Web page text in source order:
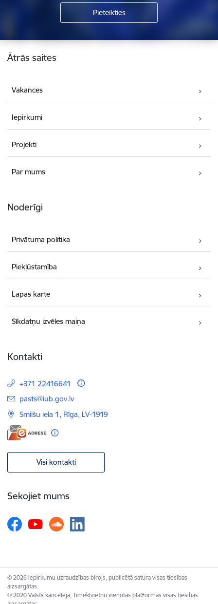
Kājene
Ātrās saites
Vakances
Iepirkumi
Projekti
Par mums
Noderīgi
Privātuma politika
Piekļūstamība
Lapas karte
Sīkdatņu izvēles maiņa
Kontakti
+371 22416641
E-pasts:
pasts@iub.gov.lv
Smilšu iela 1, Rīga, LV-1919
Visi kontakti
Sekojiet mums
© 2026 Iepirkumu uzraudzības birojs, publicētā satura visas tiesības
aizsargātas.
© 2020 Valsts kanceleja, Tīmekļvietņu vienotās platformas visas tiesības